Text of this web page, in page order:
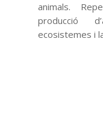
animals.
producció
ecosistemes i